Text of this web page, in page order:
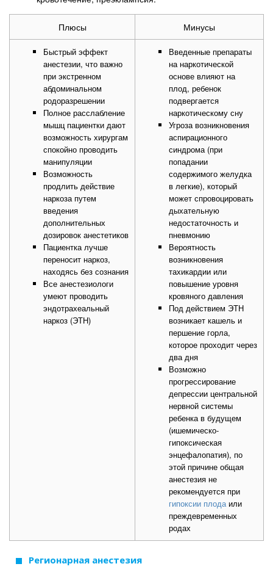
Плюсы Минусы
Быстрый эффект
анестезии, что важно
при экстренном
абдоминальном
родоразрешении
Полное расслабление
мышц пациентки дают
возможность хирургам
спокойно проводить
манипуляции
Возможность
продлить действие
наркоза путем
введения
дополнительных
дозировок анестетиков
Пациентка лучше
переносит наркоз,
находясь без сознания
Все анестезиологи
умеют проводить
эндотрахеальный
наркоз (ЭТН)
Введенные препараты
на наркотической
основе влияют на
плод, ребенок
подвергается
наркотическому сну
Угроза возникновения
аспирационного
синдрома (при
попадании
содержимого желудка
в легкие), который
может спровоцировать
дыхательную
недостаточность и
пневмонию
Вероятность
возникновения
тахикардии или
повышение уровня
кровяного давления
Под действием ЭТН
возникает кашель и
першение горла,
которое проходит через
два дня
Возможно
прогрессирование
депрессии центральной
нервной системы
ребенка в будущем
(ишемическо-
гипоксическая
энцефалопатия), по
этой причине общая
анестезия не
рекомендуется при
гипоксии плодаили
преждевременных
родах
Регионарная анестезия